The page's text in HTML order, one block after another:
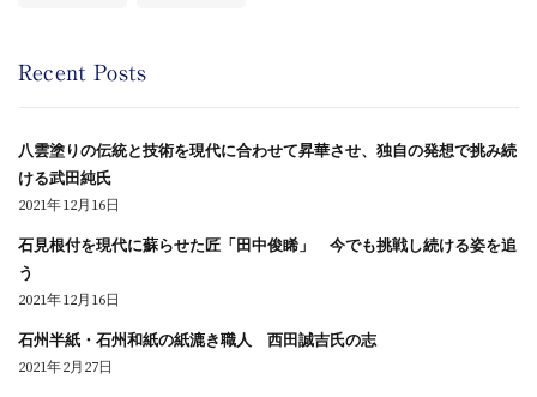
Recent Posts
八雲塗りの伝統と技術を現代に合わせて昇華させ、独自の発想で挑み続
ける武田純氏
2021年12月16日
石見根付を現代に蘇らせた匠「田中俊睎」 今でも挑戦し続ける姿を追
う
2021年12月16日
石州半紙・石州和紙の紙漉き職人 西田誠吉氏の志
2021年2月27日